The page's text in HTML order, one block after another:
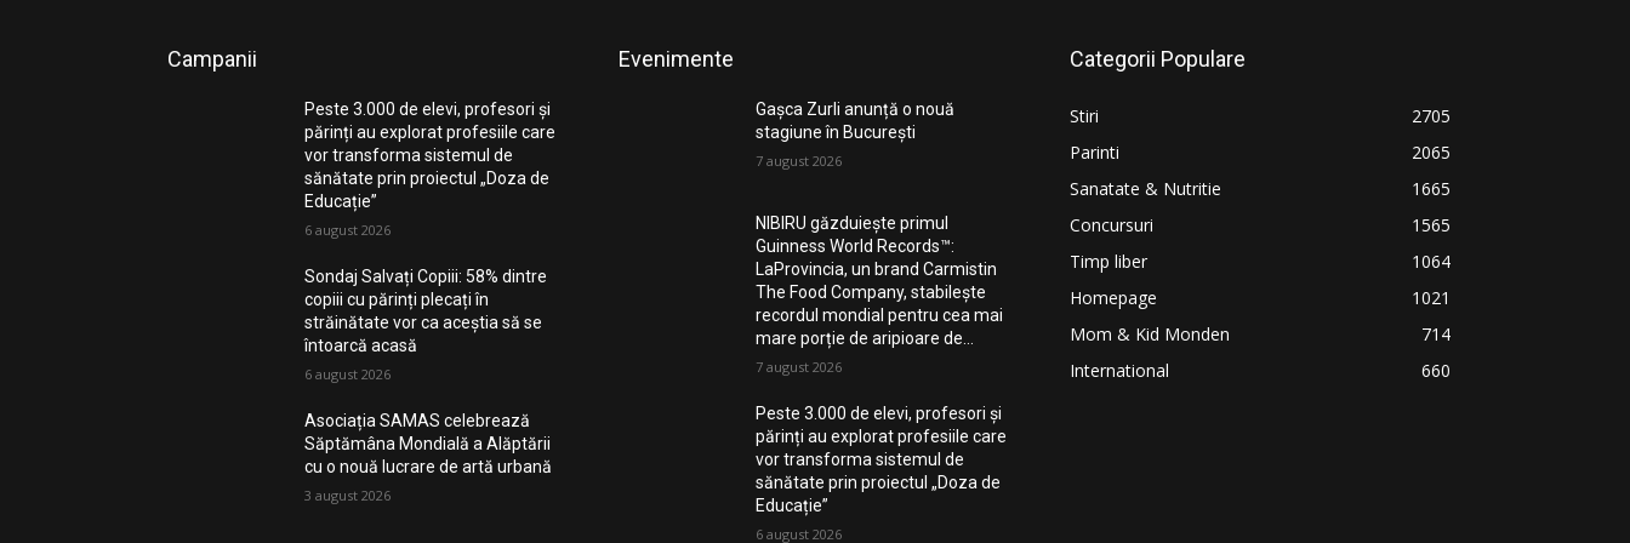
Campanii
Peste 3.000 de elevi, profesori și
părinți au explorat profesiile care
vor transforma sistemul de
sănătate prin proiectul „Doza de
Educație”
6 august 2026
Sondaj Salvați Copiii: 58% dintre
copiii cu părinți plecați în
străinătate vor ca aceștia să se
întoarcă acasă
6 august 2026
Asociația SAMAS celebrează
Săptămâna Mondială a Alăptării
cu o nouă lucrare de artă urbană
3 august 2026
Evenimente
Gașca Zurli anunță o nouă
stagiune în București
7 august 2026
NIBIRU găzduiește primul
Guinness World Records™️:
LaProvincia, un brand Carmistin
The Food Company, stabilește
recordul mondial pentru cea mai
mare porție de aripioare de...
7 august 2026
Peste 3.000 de elevi, profesori și
părinți au explorat profesiile care
vor transforma sistemul de
sănătate prin proiectul „Doza de
Educație”
6 august 2026
Categorii Populare
Stiri
2705
Parinti
2065
Sanatate & Nutritie
1665
Concursuri
1565
Timp liber
1064
Homepage
1021
Mom & Kid Monden
714
International
660